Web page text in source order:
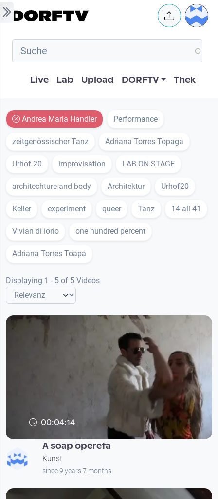
Skip to main content User
Hauptnavigation
Live Lab Upload DORFTV Thek
Andrea Maria Handler Performance
zeitgenössischer Tanz Adriana Torres Topaga
Urhof 20 improvisation LAB ON STAGE
architechture and body Architektur Urhof20
Keller experiment queer Tanz 14 all 41
Vivian di iorio one hundred percent
Adriana Torres Toapa
Displaying 1 - 5 of 5 Videos
00:04:14
A soap opereta
Kunst
since 9 years 7 months